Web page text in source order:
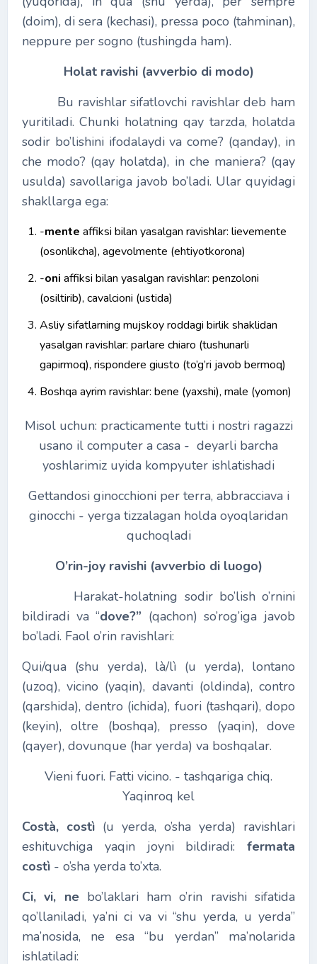
(doim), di sera (kechasi), pressa poco (tahminan),
neppure per sogno (tushingda ham).
Holat ravishi (avverbio di modo)
Bu ravishlar sifatlovchi ravishlar deb ham
yuritiladi. Chunki holatning qay tarzda, holatda
sodir bo’lishini ifodalaydi va come? (qanday), in
che modo? (qay holatda), in che maniera? (qay
usulda) savollariga javob bo’ladi. Ular quyidagi
shakllarga ega:
-mente affiksi bilan yasalgan ravishlar: lievemente
(osonlikcha), agevolmente (ehtiyotkorona)
-oni affiksi bilan yasalgan ravishlar: penzoloni
(osiltirib), cavalcioni (ustida)
Asliy sifatlarning mujskoy roddagi birlik shaklidan
yasalgan ravishlar: parlare chiaro (tushunarli
gapirmoq), rispondere giusto (to’g’ri javob bermoq)
Boshqa ayrim ravishlar: bene (yaxshi), male (yomon)
Misol uchun: practicamente tutti i nostri ragazzi
usano il computer a casa - deyarli barcha
yoshlarimiz uyida kompyuter ishlatishadi
Gettandosi ginocchioni per terra, abbracciava i
ginocchi - yerga tizzalagan holda oyoqlaridan
quchoqladi
O’rin-joy ravishi (avverbio di luogo)
Harakat-holatning sodir bo’lish o’rnini
bildiradi va “dove?” (qachon) so’rog’iga javob
bo’ladi. Faol o’rin ravishlari:
Qui/qua (shu yerda), là/lì (u yerda), lontano
(uzoq), vicino (yaqin), davanti (oldinda), contro
(qarshida), dentro (ichida), fuori (tashqari), dopo
(keyin), oltre (boshqa), presso (yaqin), dove
(qayer), dovunque (har yerda) va boshqalar.
Vieni fuori. Fatti vicino. - tashqariga chiq.
Yaqinroq kel
Costà, costì (u yerda, o’sha yerda) ravishlari
eshituvchiga yaqin joyni bildiradi: fermata
costì - o’sha yerda to’xta.
Ci, vi, ne bo’laklari ham o’rin ravishi sifatida
qo’llaniladi, ya’ni ci va vi “shu yerda, u yerda”
ma’nosida, ne esa “bu yerdan” ma’nolarida
ishlatiladi: